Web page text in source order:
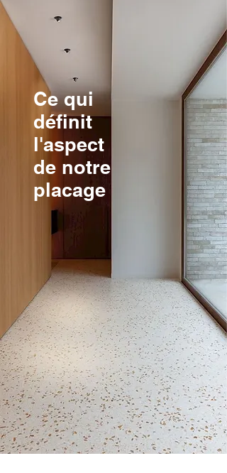
Ce qui
définit
l'aspect
de notre
placage